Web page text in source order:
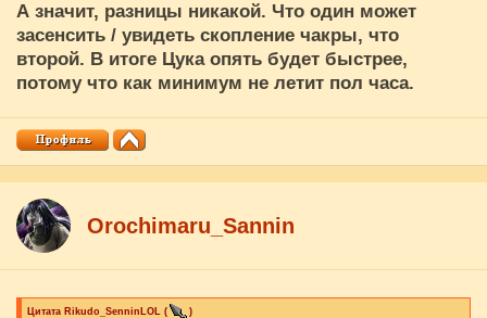
А значит, разницы никакой. Что один может
засенсить / увидеть скопление чакры, что
второй. В итоге Цука опять будет быстрее,
потому что как минимум не летит пол часа.
Orochimaru_Sannin
Цитата Rikudo_SenninLOL ( )